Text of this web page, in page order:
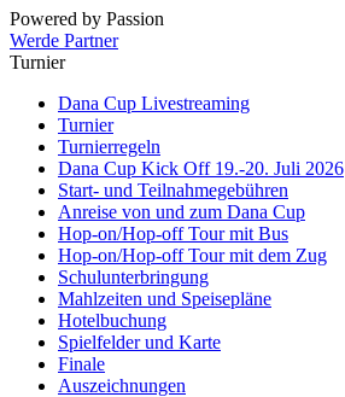
Powered by Passion
Werde Partner
Turnier
Dana Cup Livestreaming
Turnier
Turnierregeln
Dana Cup Kick Off 19.-20. Juli 2026
Start- und Teilnahmegebühren
Anreise von und zum Dana Cup
Hop-on/Hop-off Tour mit Bus
Hop-on/Hop-off Tour mit dem Zug
Schulunterbringung
Mahlzeiten und Speisepläne
Hotelbuchung
Spielfelder und Karte
Finale
Auszeichnungen